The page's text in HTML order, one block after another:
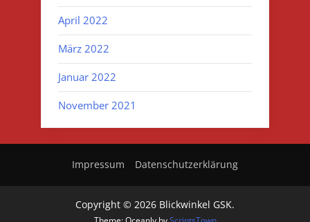
April 2022
März 2022
Januar 2022
November 2021
Impressum Datenschutzerklärung
Copyright © 2026 Blickwinkel GSK.